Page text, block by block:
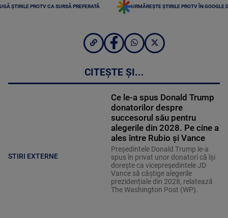
ȘTIRILE PROTV CA SURSĂ PREFERATĂ URMĂREȘTE ȘTIRILE PROTV ÎN GOOGLE
CITEȘTE ȘI...
STIRI EXTERNE
Ce le-a spus Donald Trump
donatorilor despre
succesorul său pentru
alegerile din 2028. Pe cine a
ales între Rubio și Vance
Președintele Donald Trump le-a
spus în privat unor donatori că își
dorește ca vicepreședintele JD
Vance să câștige alegerile
prezidențiale din 2028, relatează
The Washington Post (WP).